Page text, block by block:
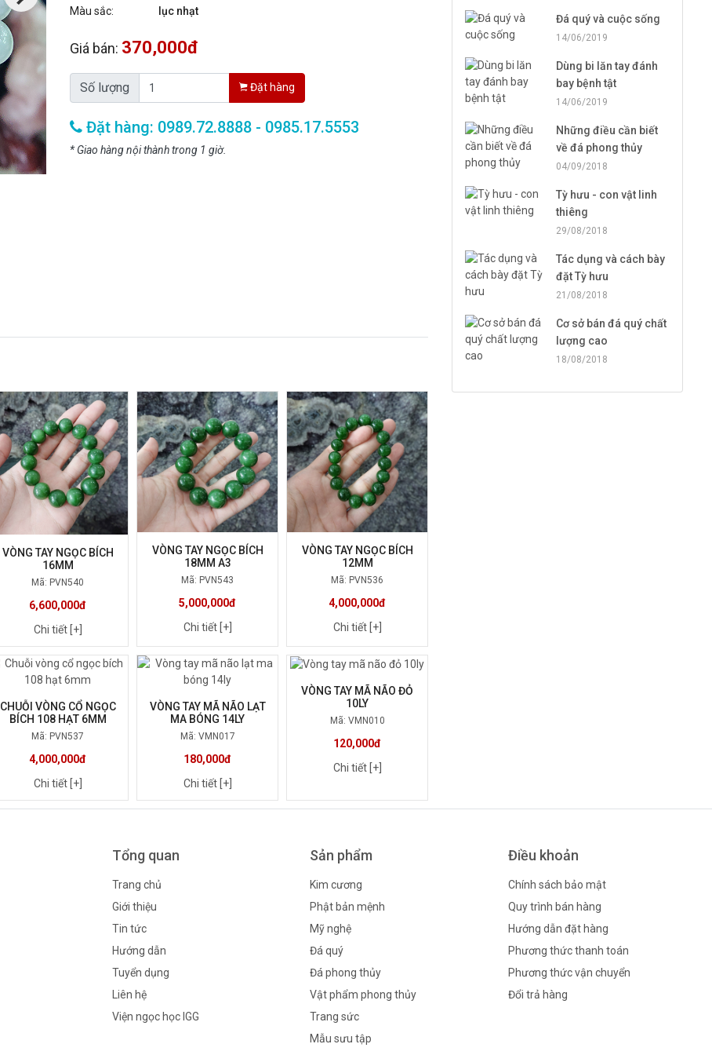
Màu sắc:
lục nhạt
Giá bán: 370,000đ
Số lượng Đặt hàng
Đặt hàng: 0989.72.8888 - 0985.17.5553
* Giao hàng nội thành trong 1 giờ.
VÒNG TAY NGỌC BÍCH
16MM
Mã: PVN540
6,600,000đ
Chi tiết [+]
VÒNG TAY NGỌC BÍCH
18MM A3
Mã: PVN543
5,000,000đ
Chi tiết [+]
VÒNG TAY NGỌC BÍCH
12MM
Mã: PVN536
4,000,000đ
Chi tiết [+]
CHUỖI VÒNG CỔ NGỌC
BÍCH 108 HẠT 6MM
Mã: PVN537
4,000,000đ
Chi tiết [+]
VÒNG TAY MÃ NÃO LẠT
MA BÓNG 14LY
Mã: VMN017
180,000đ
Chi tiết [+]
VÒNG TAY MÃ NÃO ĐỎ
10LY
Mã: VMN010
120,000đ
Chi tiết [+]
Đá quý và cuộc sống
14/06/2019
Dùng bi lăn tay đánh
bay bệnh tật
14/06/2019
Những điều cần biết
về đá phong thủy
04/09/2018
Tỳ hưu - con vật linh
thiêng
29/08/2018
Tác dụng và cách bày
đặt Tỳ hưu
21/08/2018
Cơ sở bán đá quý chất
lượng cao
18/08/2018
Tổng quan
Trang chủ
Giới thiệu
Tin tức
Hướng dẫn
Tuyển dụng
Liên hệ
Viện ngọc học IGG
Sản phẩm
Kim cương
Phật bản mệnh
Mỹ nghệ
Đá quý
Đá phong thủy
Vật phẩm phong thủy
Trang sức
Mẫu sưu tập
Điều khoản
Chính sách bảo mật
Quy trình bán hàng
Hướng dẫn đặt hàng
Phương thức thanh toán
Phương thức vận chuyển
Đổi trả hàng